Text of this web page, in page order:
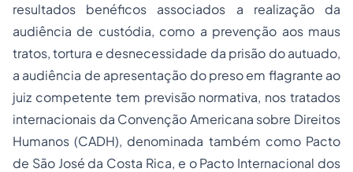
resultados benéficos associados a realização da
audiência de custódia, como a prevenção aos maus
tratos, tortura e desnecessidade da prisão do autuado,
a audiência de apresentação do preso em flagrante ao
juiz competente tem previsão normativa, nos tratados
internacionais da Convenção Americana sobre Direitos
Humanos (CADH), denominada também como Pacto
de São José da Costa Rica, e o Pacto Internacional dos